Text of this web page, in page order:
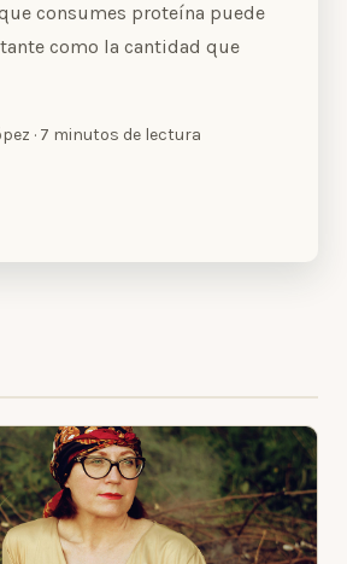
consumes proteína puede
como la cantidad que
· 7 minutos de lectura